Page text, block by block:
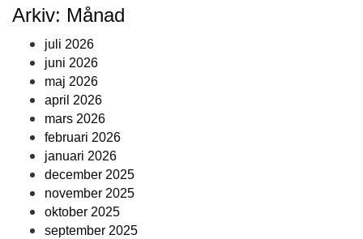
Arkiv: Månad
juli 2026
juni 2026
maj 2026
april 2026
mars 2026
februari 2026
januari 2026
december 2025
november 2025
oktober 2025
september 2025